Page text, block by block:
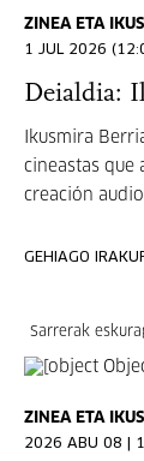
ZINEA ETA
1 JUL 2026
Deialdia:
Ikusmira
cineastas que
creación
GEHIAGO
Sarrerak
ZINEA ETA
2026 ABU 08 |